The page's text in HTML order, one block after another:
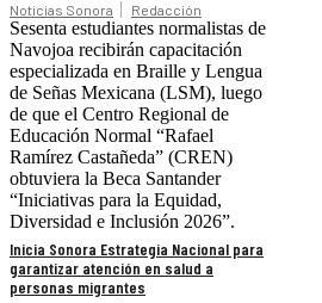
Noticias Sonora Redacción
Sesenta estudiantes normalistas de
Navojoa recibirán capacitación
especializada en Braille y Lengua
de Señas Mexicana (LSM), luego
de que el Centro Regional de
Educación Normal “Rafael
Ramírez Castañeda” (CREN)
obtuviera la Beca Santander
“Iniciativas para la Equidad,
Diversidad e Inclusión 2026”.
Inicia Sonora Estrategia Nacional para
garantizar atención en salud a
personas migrantes